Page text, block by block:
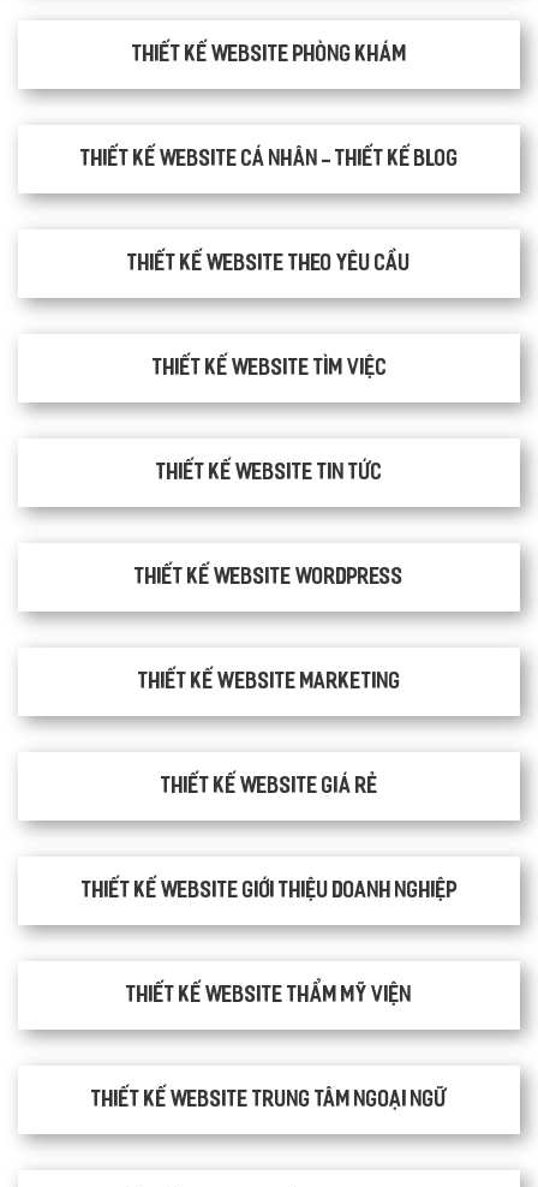
thiết kế website phòng khám
Thiết kế website cá nhân - Thiết kế blog
Thiết kế website theo yêu cầu
thiết kế website tìm việc
Thiết kế website tin tức
Thiết kế website WordPress
Thiết kế Website Marketing
Thiết kế website giá rẻ
Thiết kế website giới thiệu doanh nghiệp
Thiết kế website thẩm mỹ viện
Thiết kế website trung tâm ngoại ngữ